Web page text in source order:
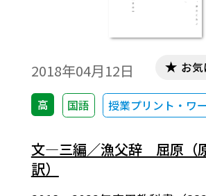
2018年04月12日
高 国語 授業プリント・ワ
お
文―三編／漁父辞 屈原（
訳）